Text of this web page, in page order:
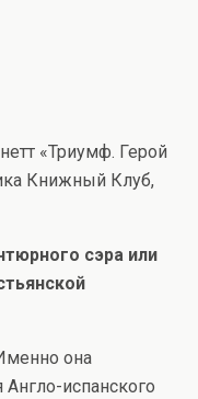
«Триумф. Герой
Книжный Клуб,
сэра или
она
Англо-испанского